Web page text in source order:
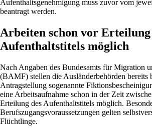
Aufenthaltsgenehmigung muss zuvor vom
beantragt werden.
Arbeiten schon vor Erteilung
Aufenthaltstitels möglich
Nach Angaben des Bundesamts für Migration
(BAMF) stellen die Ausländerbehörden bereits
Antragstellung sogenannte
eine Arbeitsaufnahme schon in der Zeit
Erteilung des Aufenthaltstitels möglich.
Berufszugangsvoraussetzungen gelten
Flüchtlinge.